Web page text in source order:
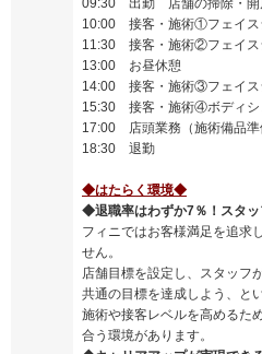
10:00 接客・施術①フェイス
11:30 接客・施術②フェイ
13:00 お昼休憩
14:00 接客・施術③フェイス
15:30 接客・施術④ボディシ
17:00 店頭業務（施術備品準
18:30 退勤
◆はたらく環境◆
◆退職率はわずか7％！スタッ
フィニではお客様満足を追求
せん。
店舗目標を設定し、スタッフ
共通の目標を達成しよう、と
施術や接客レベルを高めるた
合う環境があります。